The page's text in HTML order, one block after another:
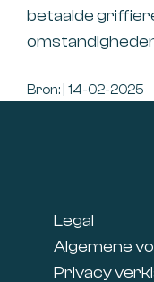
betaalde
Bron: | 14-02-2025
Legal
Algemene
Privacy